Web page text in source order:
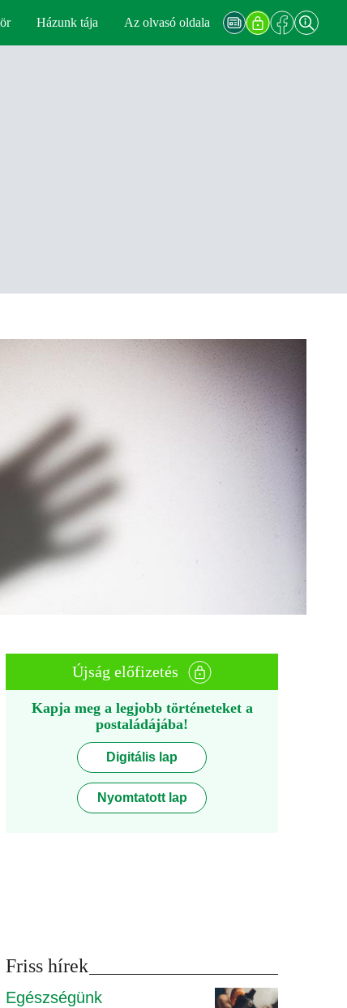
Házunk tája Az olvasó oldala
Újság előfizetés
Kapja meg a legjobb történeteket a
postaládájába!
Digitális lap
Nyomtatott lap
Friss hírek
Egészségünk